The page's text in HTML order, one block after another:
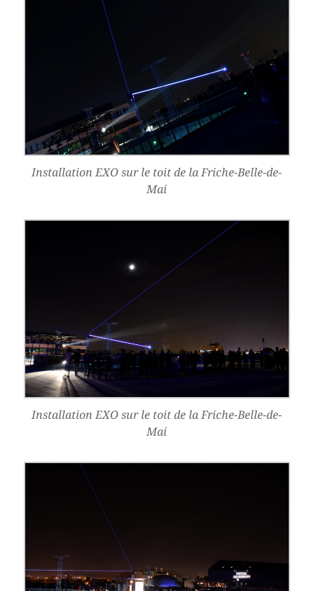
Installation EXO sur le toit de la Friche-Belle-de-
Mai
Installation EXO sur le toit de la Friche-Belle-de-
Mai